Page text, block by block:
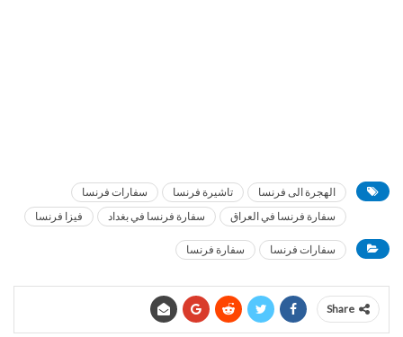
الهجرة الى فرنسا تاشيرة فرنسا
سفارات فرنسا
سفارة فرنسا في العراق
سفارة فرنسا في بغداد فيزا فرنسا
سفارات فرنسا سفارة فرنسا
Share